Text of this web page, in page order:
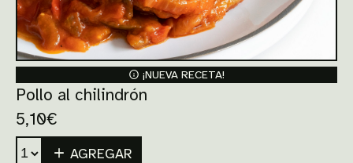
¡NUEVA RECETA!
Pollo al chilindrón
5,10€
AGREGAR